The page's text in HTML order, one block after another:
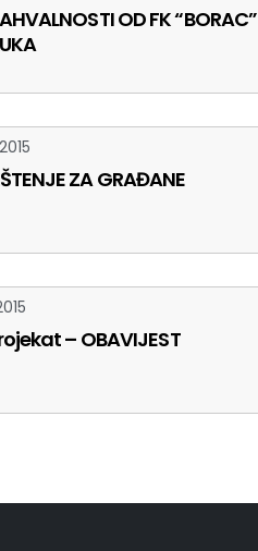
OD FK “BORAC”
ZA GRAĐANE
– OBAVIJEST